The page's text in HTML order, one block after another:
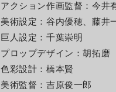
アクション作画監督：今井
美術設定：谷内優穂、藤井
巨人設定：千葉崇明
プロップデザイン：胡拓磨
色彩設計：橋本賢
美術監督：吉原俊一郎